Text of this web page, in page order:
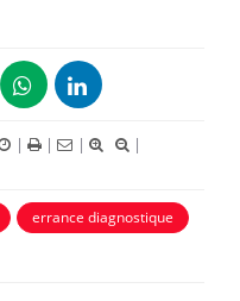
| | |
|
errance diagnostique